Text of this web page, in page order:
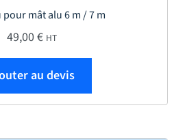
mât alu 6 m / 7 m
49,00€ HT
au devis